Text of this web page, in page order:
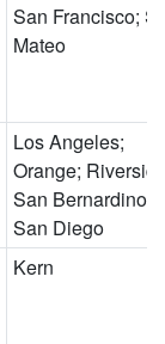
San Francisco;
Mateo
Los Angeles;
Orange;
San Bernardino;
San Diego
Kern